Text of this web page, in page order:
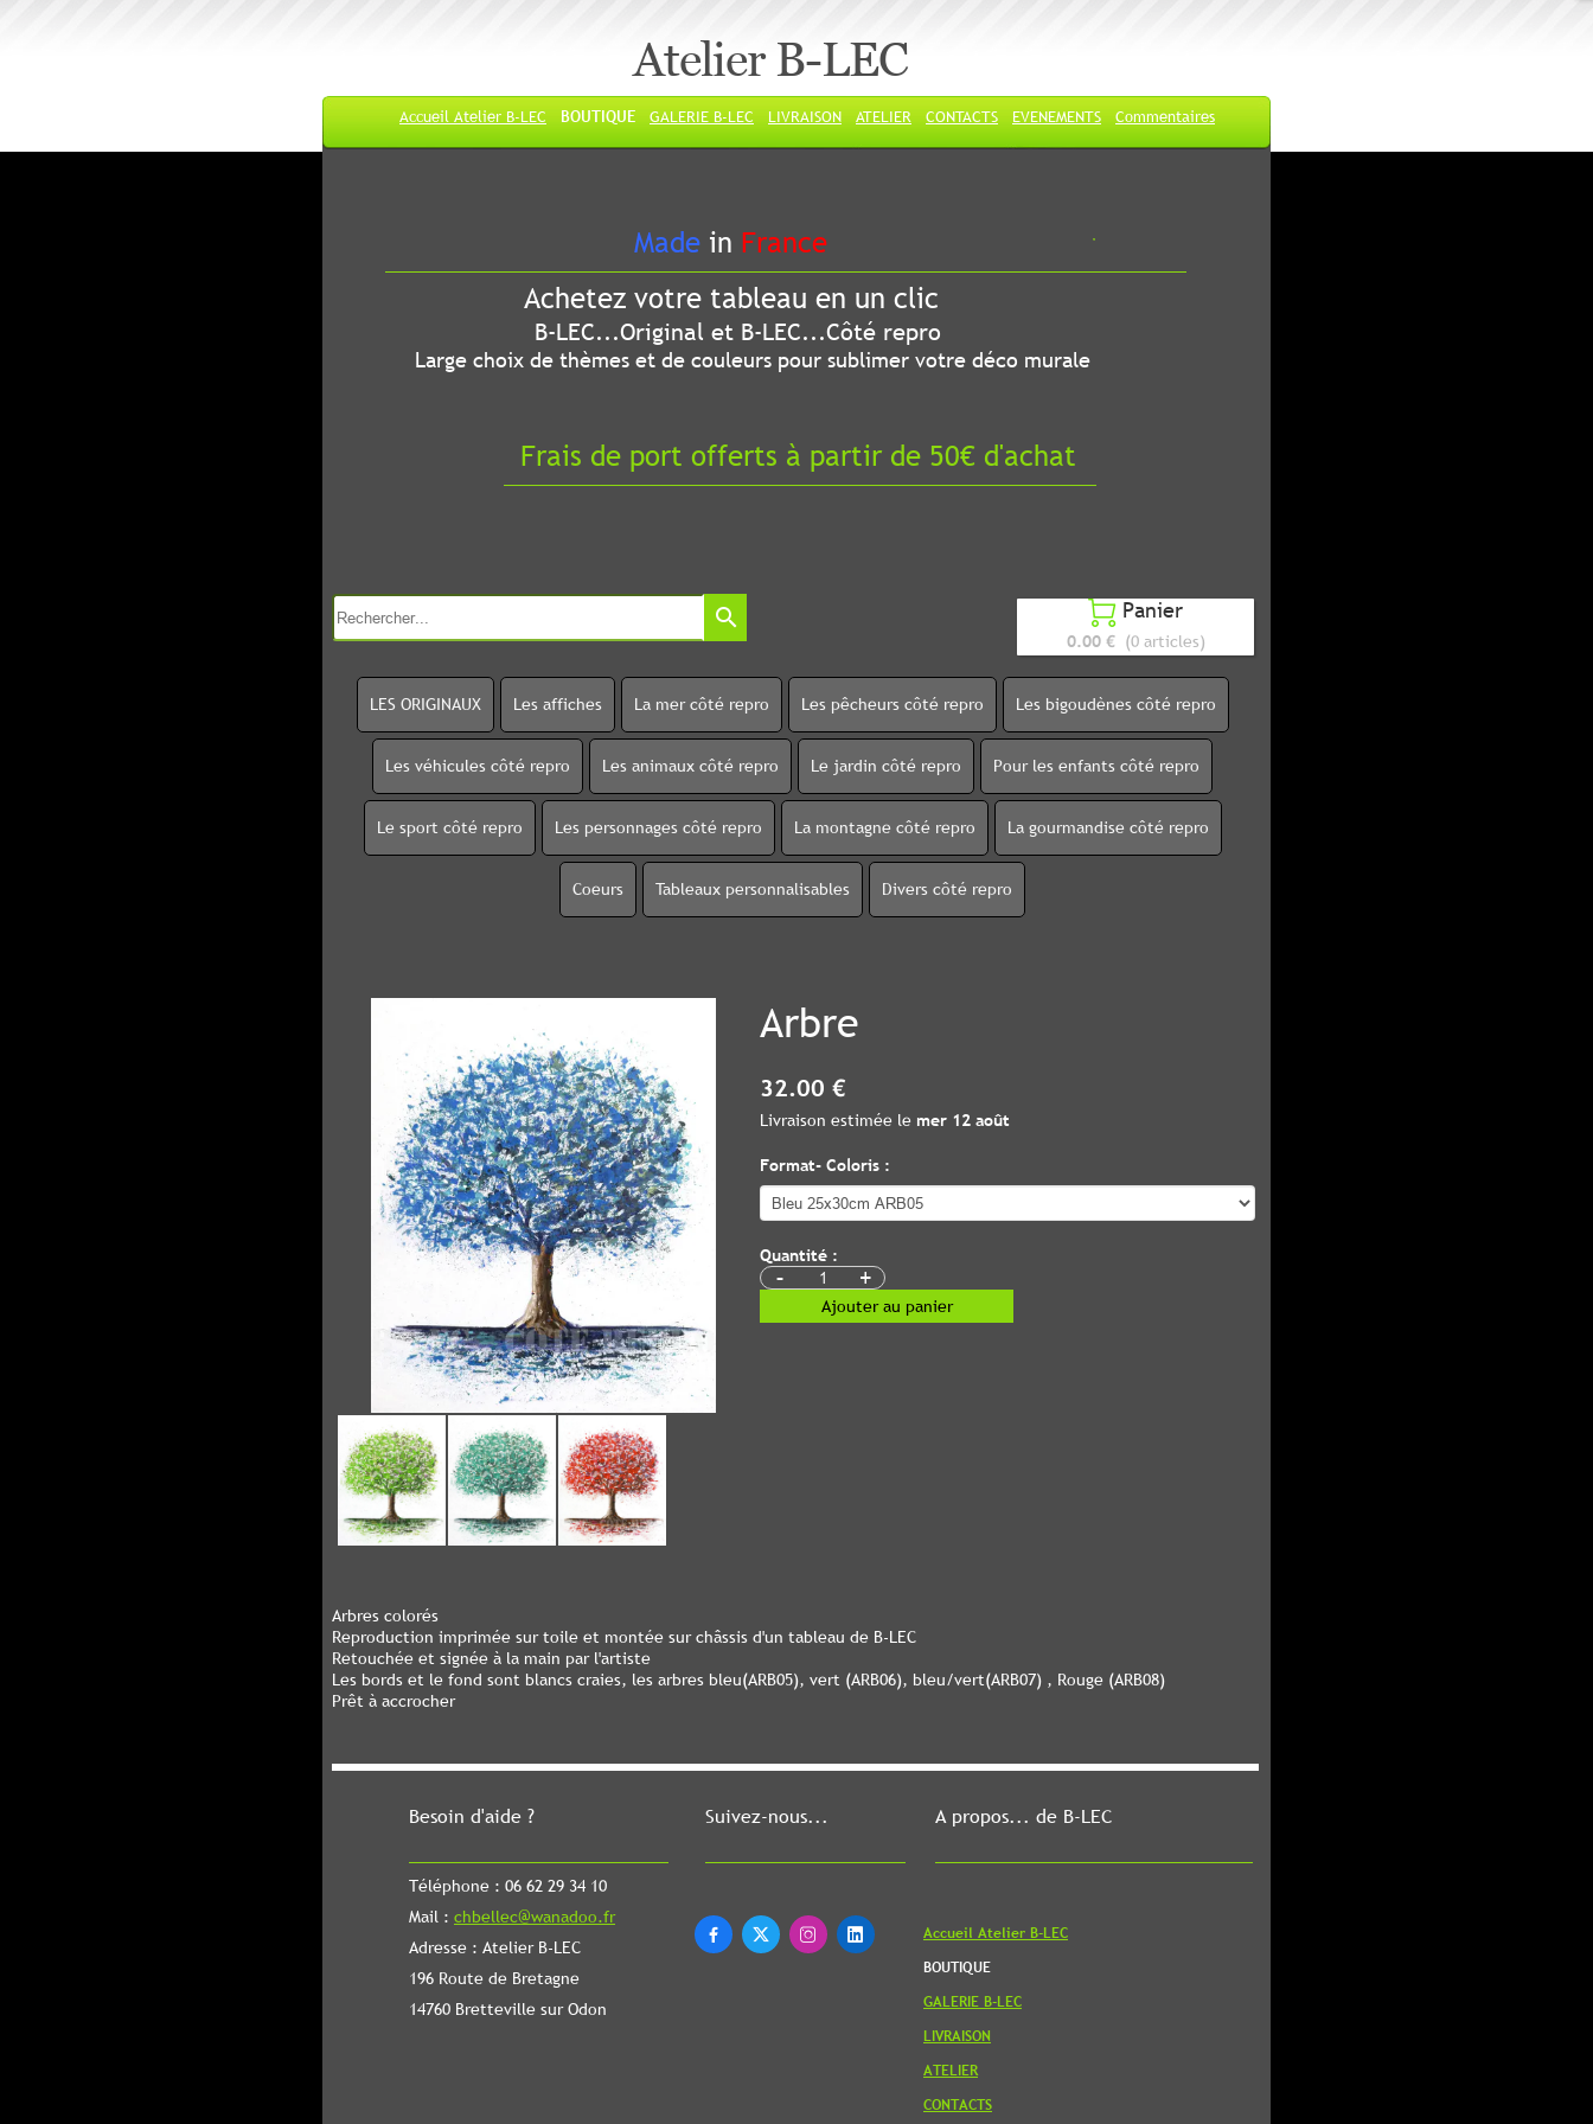
Atelier B-LEC
Accueil Atelier B-LEC BOUTIQUE GALERIE B-LEC LIVRAISON ATELIER CONTACTS EVENEMENTS Commentaires
Besoin d'aide ?
Téléphone : 06 62 29 34 10
Mail : chbellec@wanadoo.fr
Adresse : Atelier B-LEC
196 Route de Bretagne
14760 Bretteville sur Odon
Suivez-nous...
   
A propos... de B-LEC
Accueil Atelier B-LEC
BOUTIQUE
GALERIE B-LEC
LIVRAISON
ATELIER
CONTACTS
Made in France
Achetez votre tableau en un clic
B-LEC...Original et B-LEC...Côté repro
Large choix de thèmes et de couleurs pour sublimer votre déco murale
Frais de port offerts à partir de 50€ d'achat
search  Panier
0.00 € (0 articles)
LES ORIGINAUX Les affiches La mer côté repro Les pêcheurs côté repro Les bigoudènes côté repro
Les véhicules côté repro Les animaux côté repro Le jardin côté repro Pour les enfants côté repro
Le sport côté repro Les personnages côté repro La montagne côté repro La gourmandise côté repro
Coeurs Tableaux personnalisables Divers côté repro
Arbre
32.00 €
Livraison estimée le mer 12 août
Format- Coloris :
Quantité :
- +
Ajouter au panier
Arbres colorés
Reproduction imprimée sur toile et montée sur châssis d'un tableau de B-LEC
Retouchée et signée à la main par l'artiste
Les bords et le fond sont blancs craies, les arbres bleu(ARB05), vert (ARB06), bleu/vert(ARB07) , Rouge (ARB08)
Prêt à accrocher